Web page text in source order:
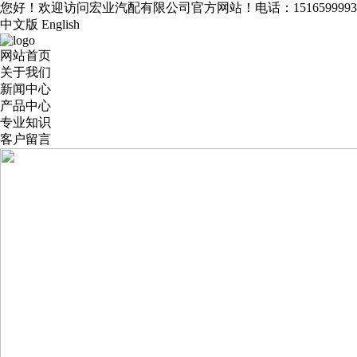
您好！欢迎访问宏业汽配有限公司官方网站！电话：
中文版 English
网站首页
关于我们
新闻中心
产品中心
专业知识
客户留言